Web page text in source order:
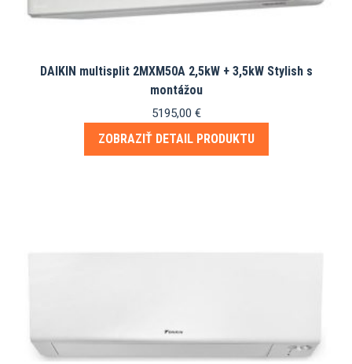
DAIKIN multisplit 2MXM50A 2,5kW + 3,5kW Stylish s
montážou
5195,00 €
ZOBRAZIŤ DETAIL PRODUKTU